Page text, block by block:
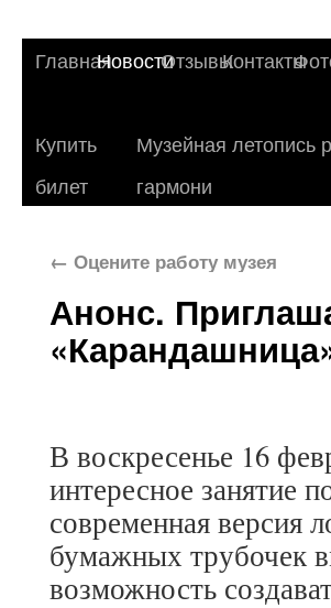
ГлавнаяНовостиОтзывыКонтакты
Купить
билет
Музейная летопись
гармони
← Оцените работу музея
Анонс.
В воскресенье 16
интересное занятие
современная версия
бумажных трубочек
возможность